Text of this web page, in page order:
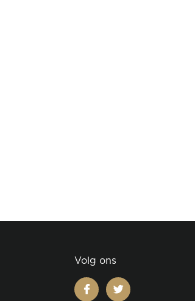
Volg ons
facebooktwitter